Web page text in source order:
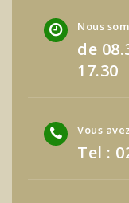
Nous
de
17.30
Vous
Tel :